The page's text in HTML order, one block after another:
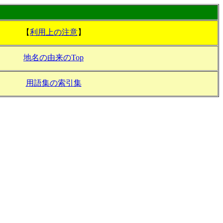
【利用上の注意】
地名の由来のTop
用語集の索引集